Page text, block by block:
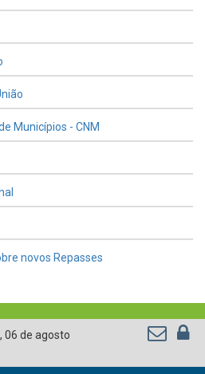
Municípios - CNM
novos Repasses
, 06 de agosto